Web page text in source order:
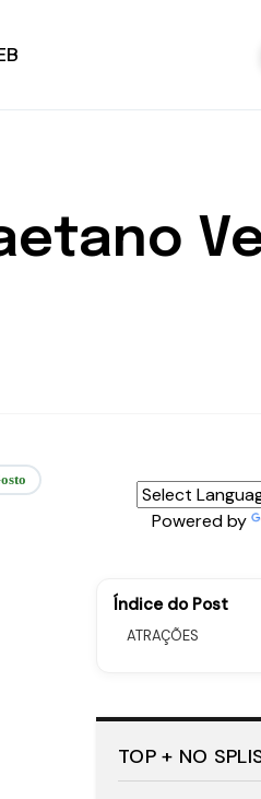
Powered by
Índice do Post
ATRAÇÕES
TOP + NO